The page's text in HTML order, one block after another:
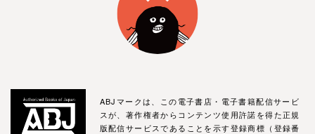
ABJマークは、この電子書店・電子書籍配信サービ
スが、著作権者からコンテンツ使用許諾を得た正規
版配信サービスであることを示す登録商標（登録番